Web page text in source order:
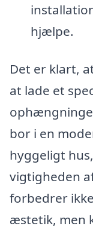
hjælpe.
Det er klart,
at lade et
bor i en
hyggeligt
vigtigheden
forbedrer
æstetik, men